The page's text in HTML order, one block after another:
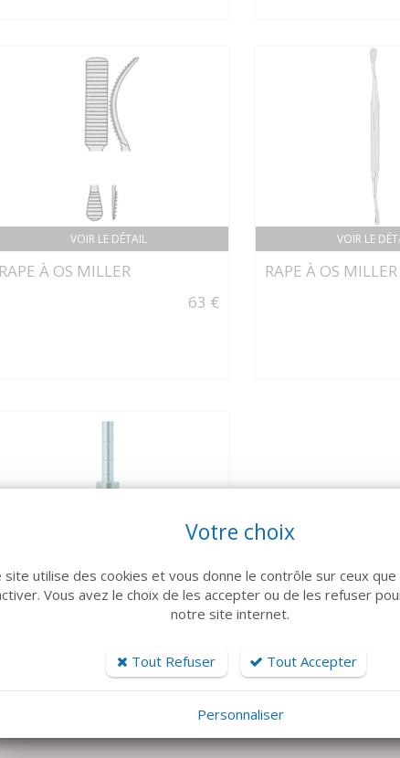
VOIR LE DÉTAIL
RAPE À OS MILLER
63 €
VOIR LE
RAPE À OS
VOIR LE DÉTAIL
déporté concave (avec stop de
profondeur) LOT DE 4
259 €
Votre choix
site utilise des cookies et vous donne le contrôle sur ceux
Vous avez le choix de les accepter ou de les refuser
notre site internet.
Tout Refuser Tout Accepter
Personnaliser